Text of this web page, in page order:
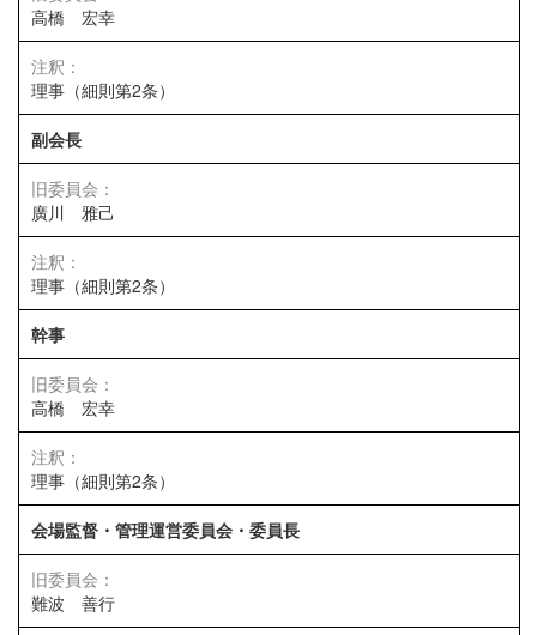
高橋 宏幸
理事（細則第2条）
副会長
廣川 雅己
理事（細則第2条）
幹事
高橋 宏幸
理事（細則第2条）
会場監督・管理運営委員会・委員長
難波 善行